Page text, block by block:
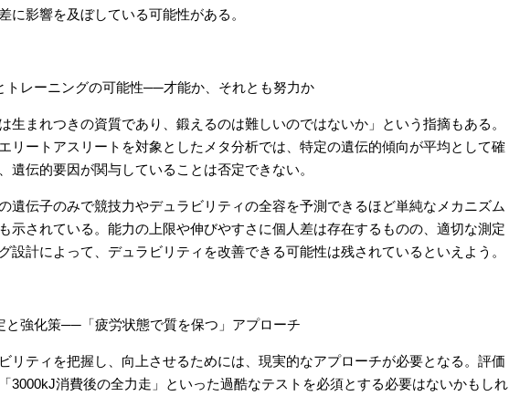
に影響を及ぼしている可能性がある。
トレーニングの可能性──才能か、それとも努力か
生まれつきの資質であり、鍛えるのは難しいのではないか」という指摘もある。
リートアスリートを対象としたメタ分析では、特定の遺伝的傾向が平均として確
遺伝的要因が関与していることは否定できない。
遺伝子のみで競技力やデュラビリティの全容を予測できるほど単純なメカニズム
示されている。能力の上限や伸びやすさに個人差は存在するものの、適切な測定
設計によって、デュラビリティを改善できる可能性は残されているといえよう。
と強化策──「疲労状態で質を保つ」アプローチ
リティを把握し、向上させるためには、現実的なアプローチが必要となる。評価
3000kJ消費後の全力走」といった過酷なテストを必須とする必要はないかもしれ